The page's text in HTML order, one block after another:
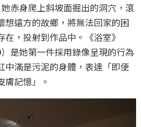
赤身爬上斜坡面掘出的洞穴，滾
想遠方的故鄉，將無法回家的困
，投射到作品中。《浴室》
是她第一件採用錄像呈現的行為
中滿是污泥的身體，表達「即便
膚記憶」。